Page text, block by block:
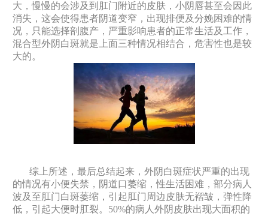
大，慢慢的会涉及到肛门附近的皮肤，小阴唇甚至会因此
消失，这会使得患者阴道变窄，出现排便及分娩困难的情
况，只能选择剖腹产，严重影响患者的正常生活及工作，
混合型外阴白斑就是上面三种情况相结合，危害性也是较
大的。
综上所述，最后总结起来，外阴白斑症状严重的出现
的情况有小便失禁，阴道口萎缩，性生活困难，部分病人
波及至肛门白斑萎缩，引起肛门周边皮肤无褶皱，弹性降
低，引起大便时肛裂。50%的病人外阴皮肤出现大面积的